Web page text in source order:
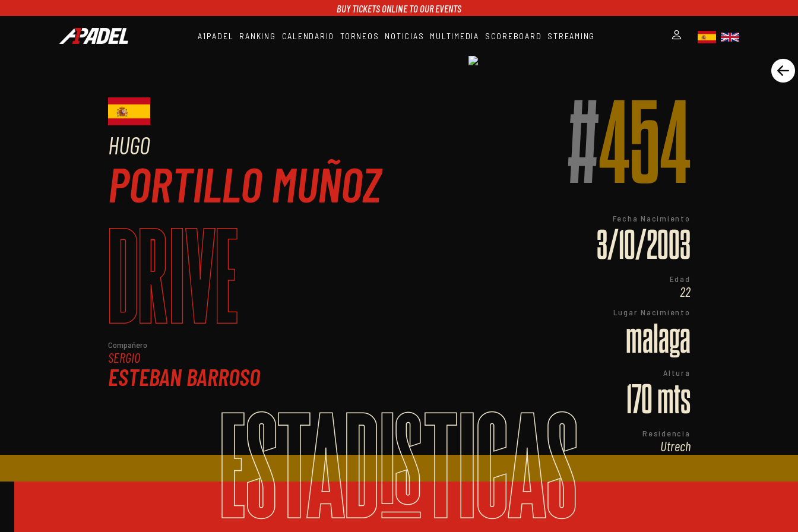
BUY TICKETS ONLINE TO OUR EVENTS
A1PADEL RANKING CALENDARIO TORNEOS NOTICIAS MULTIMEDIA SCOREBOARD STREAMING
HUGO
PORTILLO MUÑOZ
DRIVE
Compañero
SERGIO
ESTEBAN BARROSO
#454
Fecha Nacimiento
3/10/2003
Edad
22
Lugar Nacimiento
malaga
Altura
170 mts
Residencia
Utrech
ESTADISTICAS